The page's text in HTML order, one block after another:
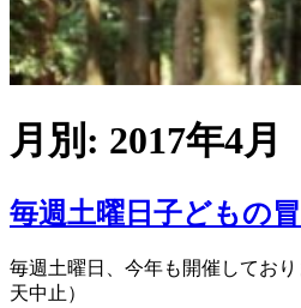
月別: 2017年4月
毎週土曜日子どもの
毎週土曜日、今年も開催してお
天中止）